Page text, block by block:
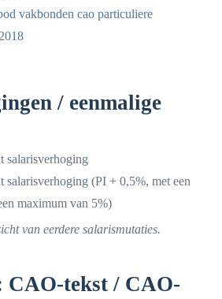
vakbonden cao particuliere
/ eenmalige
salarisverhoging
salarisverhoging (PI + 0,5%, met een
maximum van 5%)
van eerdere salarismutaties.
CAO-tekst / CAO-